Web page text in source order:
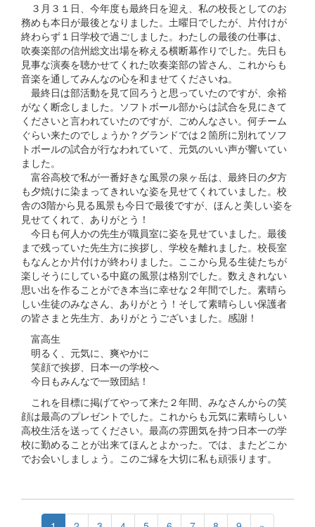
３月３１日、今年度も最終日を迎え、私の校長としてのお
務めも本日が最後となりました。土曜日でしたが、片付けが
終わらず１日学校で過ごしました。わたしの最後の仕事は、
吹奏楽部の信州総文出場を称える横断幕作りでした。先日も
見事な演奏を聴かせてくれた吹奏楽部の皆さん、これからも
音楽を通してみんなの心を和ませてくださいね。
最終日は部活動を見て回ろうと思っていたのですが、余裕
がなく断念しました。ソフトボール部からは試合を見にきて
くださいと言われていたのですが、ごめんなさい。何チーム
ぐらい来たのでしょうか？グランドでは２箇所に別れてソフ
トボールの試合が行なわれていて、元気のいい声が響いてい
ました。
富谷高校で私が一番好きな風景の泉ヶ岳は、最終日の夕方
も夕焼けに染まってきれいな姿を見せてくれていました。校
舎の3階から見る風景も今日で最後ですが、ほんと美しい姿を
見せてくれて、ありがとう！
今日も何人かの先生が職員室に姿を見せていました。最後
まで残っていた先生方に挨拶し、学校を離れました。校長室
もなんとか片付けが終わりました。ここから見る生徒たちが
楽しそうにしている中庭の風景は格別でした。数えきれない
思い出を作ることができ本当に幸せな２年間でした。素晴ら
しい生徒のみなさん、ありがとう！そして素晴らしい保護者
の皆さまと先生方、ありがとうございました。感謝！
富高生
明るく、元気に、爽やかに
笑顔で挨拶、日本一の学校へ
今日もみんなで一致団結！
これを目標に掲げてやって来た２年間、みなさんからの笑
顔は最高のプレゼントでした。これからも元気に素晴らしい
高校生活を送ってください。最高の雰囲気を持つ日本一の学
校に勤めることが出来てほんとよかった。では、またどこか
でお会いしましょう。このご縁を大切に私も頑張ります。